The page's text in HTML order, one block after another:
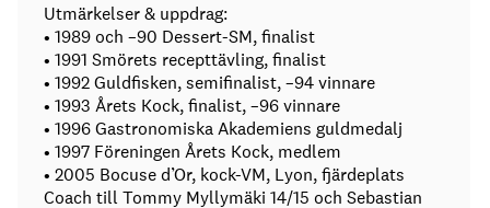
Utmärkelser & uppdrag:
• 1989 och –90 Dessert-SM, finalist
• 1991 Smörets recepttävling, finalist
• 1992 Guldfisken, semifinalist, –94 vinnare
• 1993 Årets Kock, finalist, –96 vinnare
• 1996 Gastronomiska Akademiens guldmedalj
• 1997 Föreningen Årets Kock, medlem
• 2005 Bocuse d’Or, kock-VM, Lyon, fjärdeplats
Coach till Tommy Myllymäki 14/15 och Sebastian